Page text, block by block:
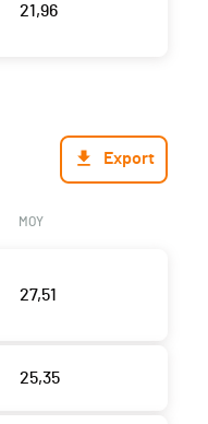
21,96
Export
MOY
27,51
25,35